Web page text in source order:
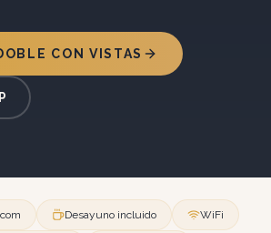
CON VISTAS
Desayuno incluido WiFi